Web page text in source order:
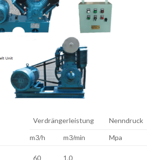
Verdrängerleistung Nenndruck
m3/h m3/min Mpa
60 1.0